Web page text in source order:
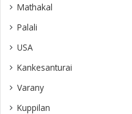
Mathakal
Palali
USA
Kankesanturai
Varany
Kuppilan